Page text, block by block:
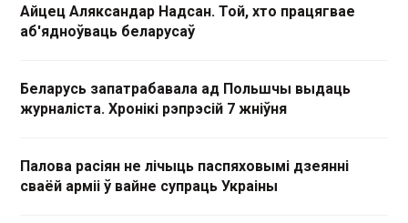
Айцец Аляксандар Надсан. Той, хто працягвае
аб'ядноўваць беларусаў
Беларусь запатрабавала ад Польшчы выдаць
журналіста. Хронікі рэпрэсій 7 жніўня
Палова расіян не лічыць паспяховымі дзеянні
сваёй арміі ў вайне супраць Украіны